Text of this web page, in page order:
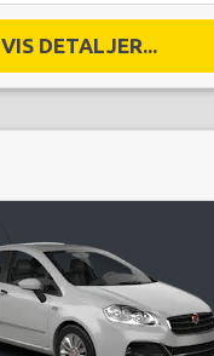
VIS DETALJER...